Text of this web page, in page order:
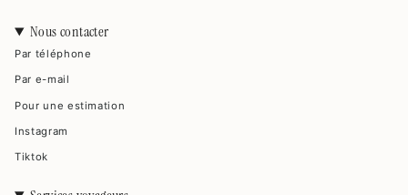
Nous contacter
Par téléphone
Par e-mail
Pour une estimation
Instagram
Tiktok